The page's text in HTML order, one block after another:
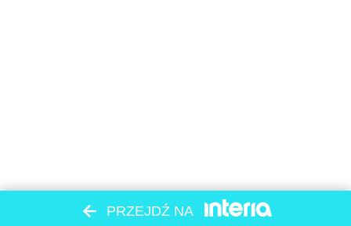
PRZEJDŹ NA